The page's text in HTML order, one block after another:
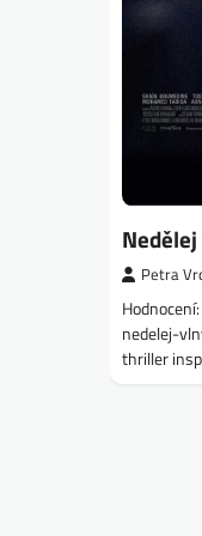
Petra
nedelej-
thriller